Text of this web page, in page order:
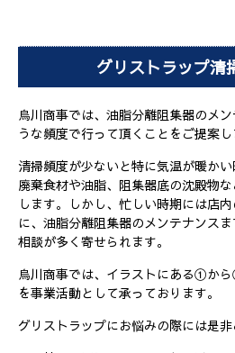
グリストラップ清
烏川商事では、油脂分離阻集器のメ
うな頻度で行って頂くことをご提案し
清掃頻度が少ないと特に気温が暖か
廃棄食材や油脂、阻集器底の沈殿物
します。しかし、忙しい時期には店
に、油脂分離阻集器のメンテナンス
相談が多く寄せられます。
烏川商事では、イラストにある①か
を事業活動として承っております。
グリストラップにお悩みの際には是非